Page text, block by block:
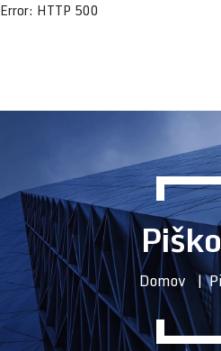
Error: HTTP 500
Domov